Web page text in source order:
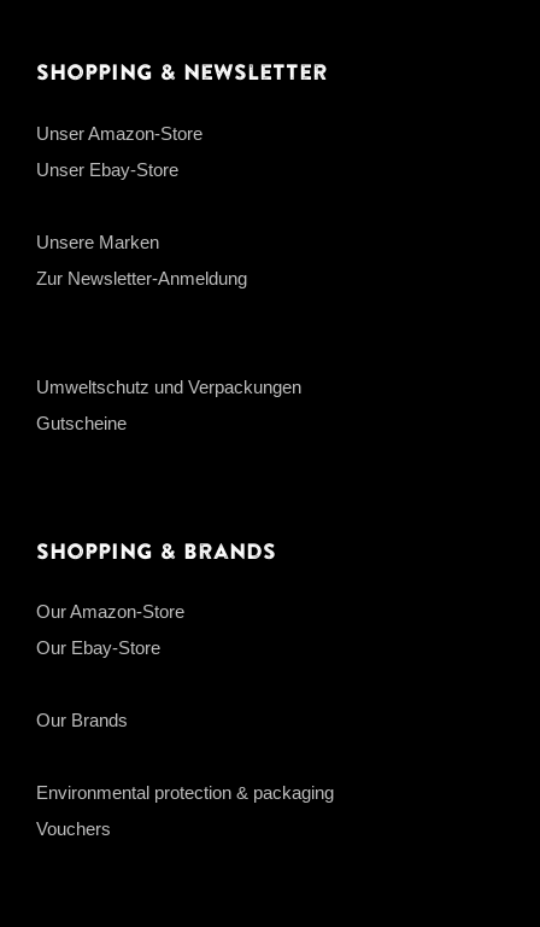
Shopping & Newsletter
Unser Amazon-Store
Unser Ebay-Store
Unsere Marken
Zur Newsletter-Anmeldung
Umweltschutz und Verpackungen
Gutscheine
Shopping & Brands
Our Amazon-Store
Our Ebay-Store
Our Brands
Environmental protection & packaging
Vouchers